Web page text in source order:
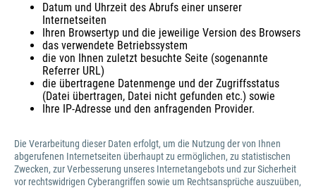
Datum und Uhrzeit des Abrufs einer unserer
Internetseiten
Ihren Browsertyp und die jeweilige Version des Browsers
das verwendete Betriebssystem
die von Ihnen zuletzt besuchte Seite (sogenannte
Referrer URL)
die übertragene Datenmenge und der Zugriffsstatus
(Datei übertragen, Datei nicht gefunden etc.) sowie
Ihre IP-Adresse und den anfragenden Provider.
Die Verarbeitung dieser Daten erfolgt, um die Nutzung der von Ihnen
abgerufenen Internetseiten überhaupt zu ermöglichen, zu statistischen
Zwecken, zur Verbesserung unseres Internetangebots und zur Sicherheit
vor rechtswidrigen Cyberangriffen sowie um Rechtsansprüche auszuüben,